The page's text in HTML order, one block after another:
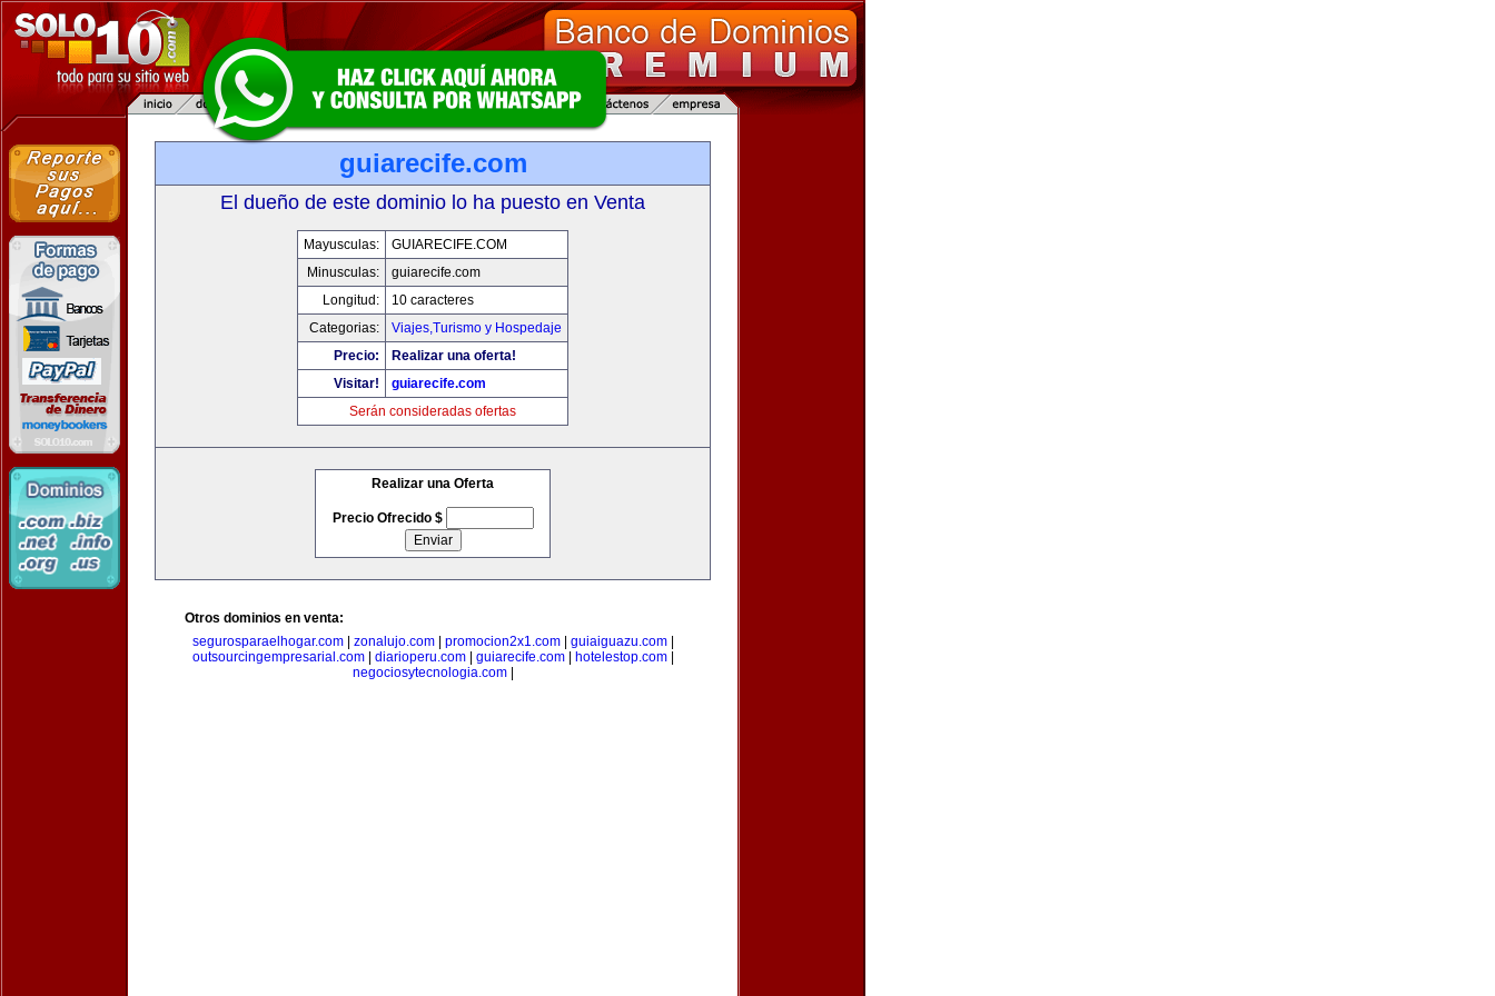
guiarecife.com
El dueño de este dominio lo ha puesto en Venta
Mayusculas:
GUIARECIFE.COM
Minusculas:
guiarecife.com
Longitud:
10 caracteres
Categorias:
Viajes,Turismo y Hospedaje
Precio:
Realizar una oferta!
Visitar!
guiarecife.com
Serán consideradas ofertas
Realizar una Oferta
Precio Ofrecido $
Otros dominios en venta:
segurosparaelhogar.com| zonalujo.com| promocion2x1.com| guiaiguazu.com|
outsourcingempresarial.com| diarioperu.com| guiarecife.com| hotelestop.com|
negociosytecnologia.com|